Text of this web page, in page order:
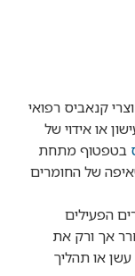
קנאביס רפואי
או אידוי של
בטפטוף מתחת
של החומרים
הפעילים
אך ורק את
או תהליך